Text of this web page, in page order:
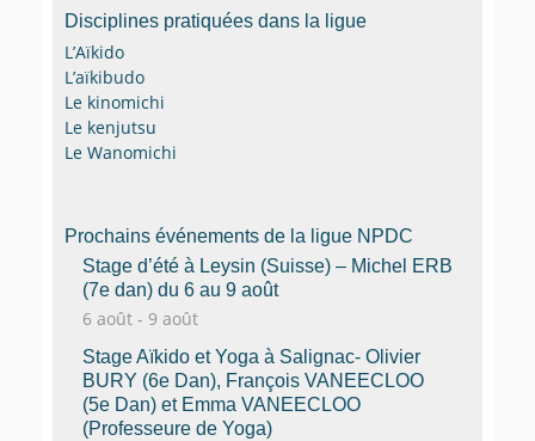
s
A
a
g
Disciplines pratiquées dans la ligue
L’Aïkido
L’aïkibudo
Le kinomichi
Le kenjutsu
Le Wanomichi
Prochains événements de la ligue NPDC
Stage d’été à Leysin (Suisse) – Michel ERB
(7e dan) du 6 au 9 août
6 août - 9 août
Stage Aïkido et Yoga à Salignac- Olivier
BURY (6e Dan), François VANEECLOO
(5e Dan) et Emma VANEECLOO
(Professeure de Yoga)